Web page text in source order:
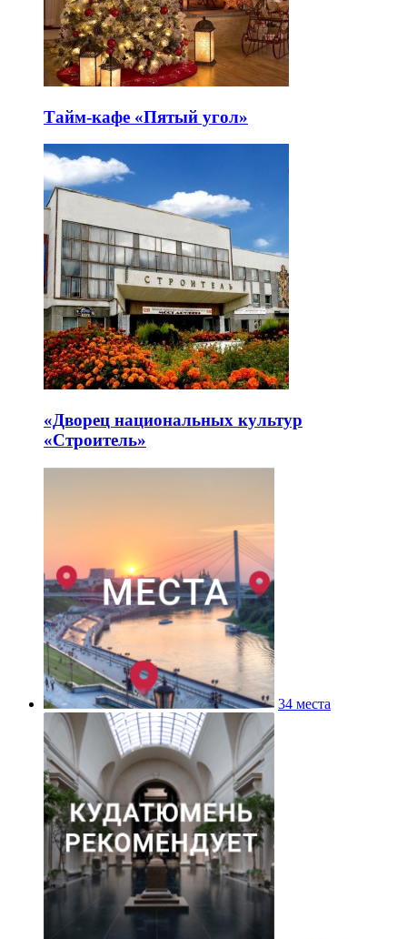
Тайм-кафе «Пятый угол»
«Дворец национальных культур
«Строитель»
34 места